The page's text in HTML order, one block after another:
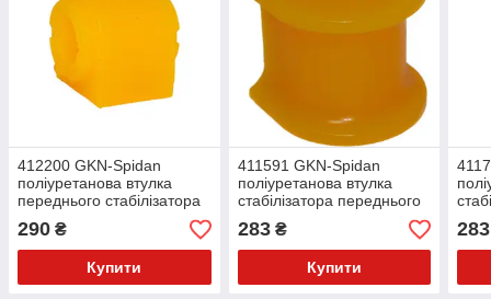
412200 GKN-Spidan
поліуретанова втулка
переднього стабілізатора
PolyBush (аналог) v17
290 ₴
Купити
411591 GKN-Spidan
поліуретанова втулка
стабілізатора переднього
PolyBush (аналог) v17
283₴
Купити
283